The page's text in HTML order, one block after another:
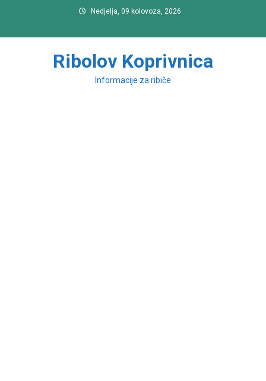
sadržaj
Nedjelja, 09 kolovoza, 2026
Ribolov Koprivnica
Informacije za ribiče